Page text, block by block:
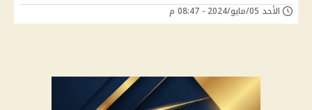
الأحد 05/مايو/2024 - 08:47 م